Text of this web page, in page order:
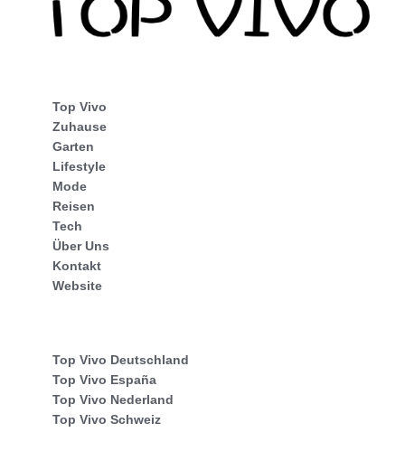
Top Vivo
Zuhause
Garten
Lifestyle
Mode
Reisen
Tech
Über Uns
Kontakt
Website
Top Vivo Deutschland
Top Vivo España
Top Vivo Nederland
Top Vivo Schweiz